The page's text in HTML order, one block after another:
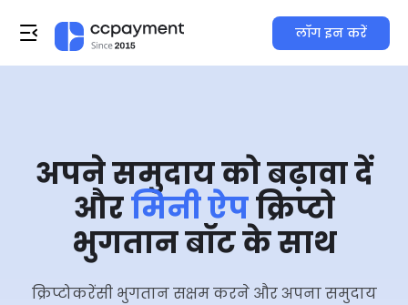
लॉग इन करें
अपने समुदाय को बढ़ावा दें
औरमिनी ऐपक्रिप्टो
भुगतान बॉट के साथ
क्रिप्टोकरेंसी भुगतान सक्षम करने और अपना समुदाय